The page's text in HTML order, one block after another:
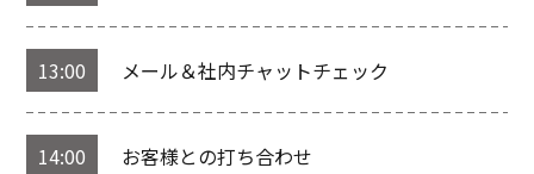
13:00 メール＆社内チャットチェック
14:00 お客様との打ち合わせ